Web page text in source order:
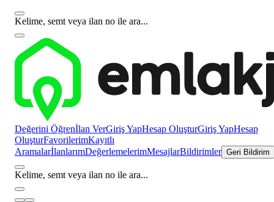
Kelime, semt veya ilan no ile ara...
Değerini Öğrenİlan VerGiriş YapHesap OluşturGiriş YapHesap
OluşturFavorilerimKayıtlı
AramalarİlanlarımDeğerlemelerimMesajlarBildirimler Geri Bildirim
Kelime, semt veya ilan no ile ara...